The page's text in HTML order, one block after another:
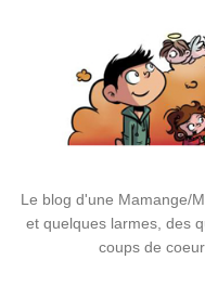
Le blog d'une Mamange/
et quelques larmes, des
coups de